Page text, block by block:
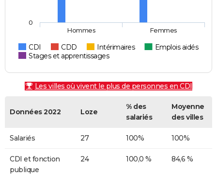
CDI CDD Intérimaires
Emplois aidés
Stages et apprentissages
Hommes Femmes
0
Les villes où vivent le plus de personnes en CDI
Données 2022 Loze
% des
salariés
Moyenne
des villes
Salariés 27 100% 100%
CDI et fonction
publique
24 100,0 % 84,6 %